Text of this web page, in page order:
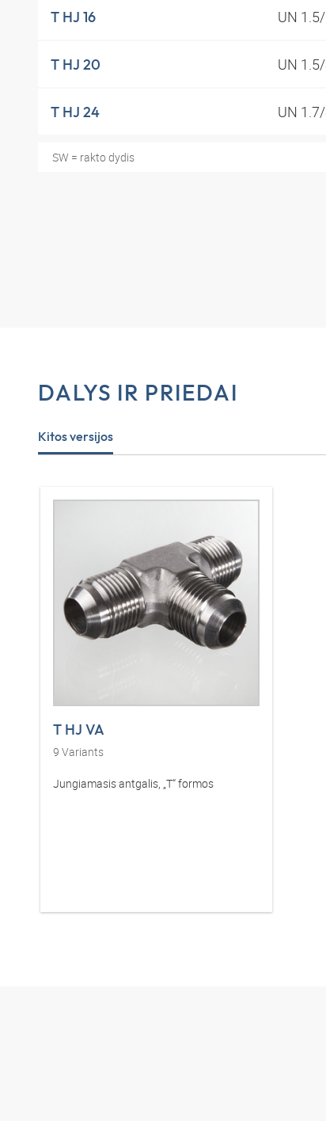
T HJ 16 UN
T HJ 20 UN
T HJ 24 UN
SW = rakto dydis
DALYS IR PRIEDAI
Kitos versijos
T HJ VA
9 Variants
Jungiamasis antgalis, „T“ formos